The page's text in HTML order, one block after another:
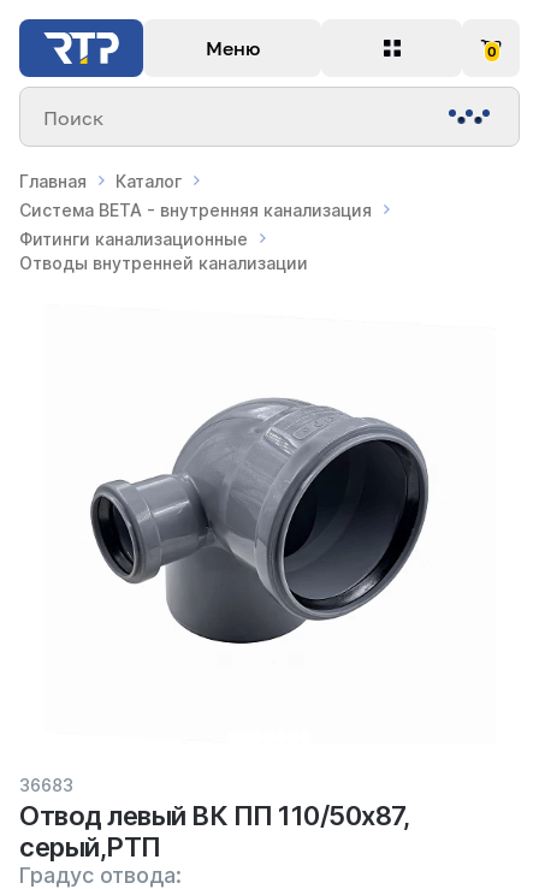
Меню 0
Поиск
Главная
Каталог
Система BETA - внутренняя канализация
Фитинги канализационные
Отводы внутренней канализации
36683
Отвод левый ВК ПП 110/50х87,
серый,РТП
Градус отвода: